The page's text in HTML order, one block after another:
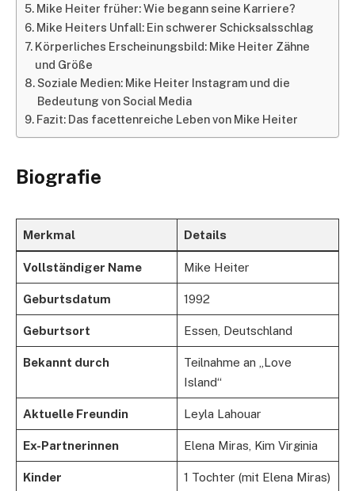
Mike Heiter früher: Wie begann seine Karriere?
Mike Heiters Unfall: Ein schwerer Schicksalsschlag
Körperliches Erscheinungsbild: Mike Heiter Zähne
und Größe
Soziale Medien: Mike Heiter Instagram und die
Bedeutung von Social Media
Fazit: Das facettenreiche Leben von Mike Heiter
Biografie
Merkmal Details
Vollständiger Name Mike Heiter
Geburtsdatum 1992
Geburtsort Essen, Deutschland
Bekannt durch
Teilnahme an „Love
Island“
Aktuelle Freundin Leyla Lahouar
Ex-Partnerinnen Elena Miras, Kim Virginia
Kinder 1 Tochter (mit Elena Miras)